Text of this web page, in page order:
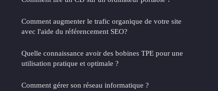
Comment augmenter le trafic organique de votre site
avec l'aide du référencement SEO?
Quelle connaissance avoir des bobines TPE pour une
utilisation pratique et optimale ?
Comment gérer son réseau informatique ?